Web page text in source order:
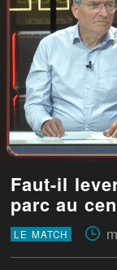
Faut-il
parc au
LE MATCH